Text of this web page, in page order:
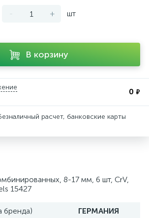
- + шт
В корзину
0 ₽
расчет, банковские карты
8-17 мм, 6 шт, CrV,
15427
бренда)
ГЕРМАНИЯ